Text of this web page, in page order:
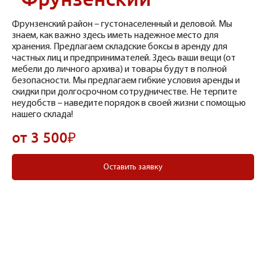
Фрунзенский район – густонаселенный и деловой. Мы
знаем, как важно здесь иметь надежное место для
хранения. Предлагаем складские боксы в аренду для
частных лиц и предпринимателей. Здесь ваши вещи (от
мебели до личного архива) и товары будут в полной
безопасности. Мы предлагаем гибкие условия аренды и
скидки при долгосрочном сотрудничестве. Не терпите
неудобств – наведите порядок в своей жизни с помощью
нашего склада!
от 3 500₽
Оставить заявку